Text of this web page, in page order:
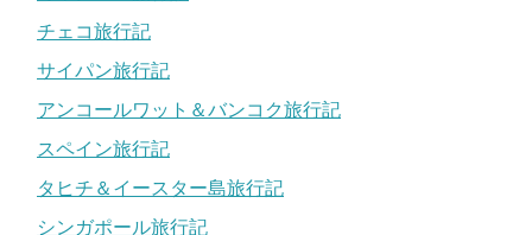
チェコ旅行記
サイパン旅行記
アンコールワット＆バンコク旅行記
スペイン旅行記
タヒチ＆イースター島旅行記
シンガポール旅行記